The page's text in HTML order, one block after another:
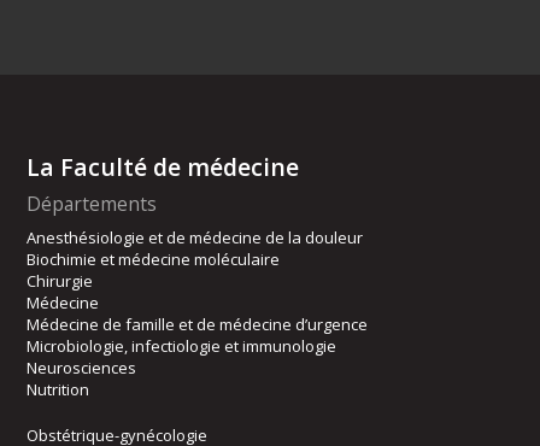
La Faculté de médecine
Départements
Anesthésiologie et de médecine de la douleur
Biochimie et médecine moléculaire
Chirurgie
Médecine
Médecine de famille et de médecine d’urgence
Microbiologie, infectiologie et immunologie
Neurosciences
Nutrition
Obstétrique-gynécologie